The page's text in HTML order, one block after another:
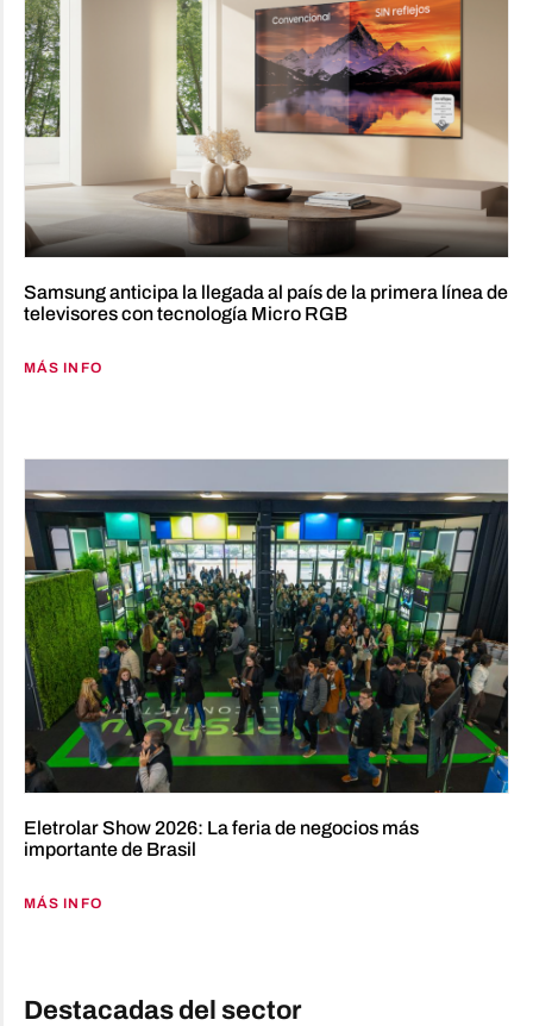
Samsung anticipa la llegada al país de la primera línea de
televisores con tecnología Micro RGB
MÁS INFO
Eletrolar Show 2026: La feria de negocios más
importante de Brasil
MÁS INFO
Destacadas del sector